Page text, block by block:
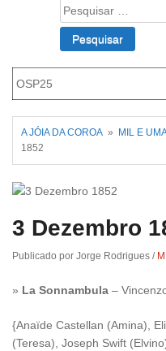
Fev 22, 2019
Roriz
Pesquisar
por:
A JÓIA DA COROA » MIL E
1852
3 Dezembro
Publicado por Jorge Rodrigues /
» La Sonnambula –
{Anaïde Castellan (Amina),
(Teresa), Joseph Swift